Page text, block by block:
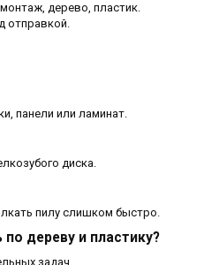
дерево, пластик.
отправкой.
панели или ламинат.
диска.
пилу слишком быстро.
дереву и пластику?
задач.